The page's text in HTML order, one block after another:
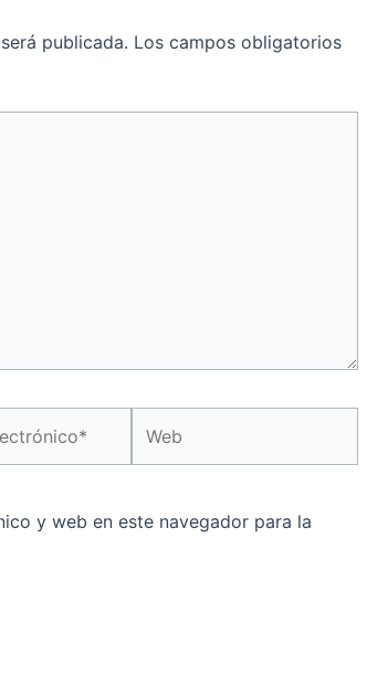
publicada. Los campos obligatorios
y web en este navegador para la